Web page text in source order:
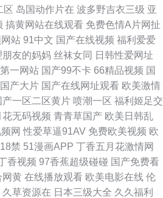
区 岛国动作片在 波多野吉衣三级 亚
搞黄网站在线观看 免费色情A片网扯
站 91中文 国产在线视频 福利爱爱
朋友的妈妈 丝袜女同 日韩性爱网址
一网站 国产99不卡 66精品视频 国
产大片 国产在线网址观看 欧美激情
产一区二区黄片 喷潮一区 福利姬足交
花无码视频 青青草国产 欧美日韩乱
网 性爱草逼91AV 免费欧美视频 欧
禁 51漫画APP 丁香五月花激情网
香视频 97香蕉超级碰碰 国产免费看
网黄 在线播放观看 欧美电影在线 伦
久草资源在 日本三级大全 久久福利